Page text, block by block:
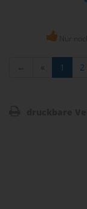
← « 1 2